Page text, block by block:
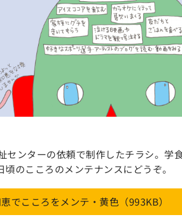
センターの依頼で制作したチラシ。学
のこころのメンテナンスにどうぞ。
でこころをメンテ・黄色（993KB）